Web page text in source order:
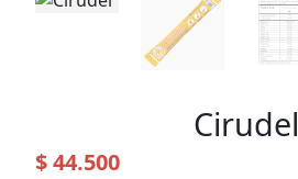
Cirudel
$44.500